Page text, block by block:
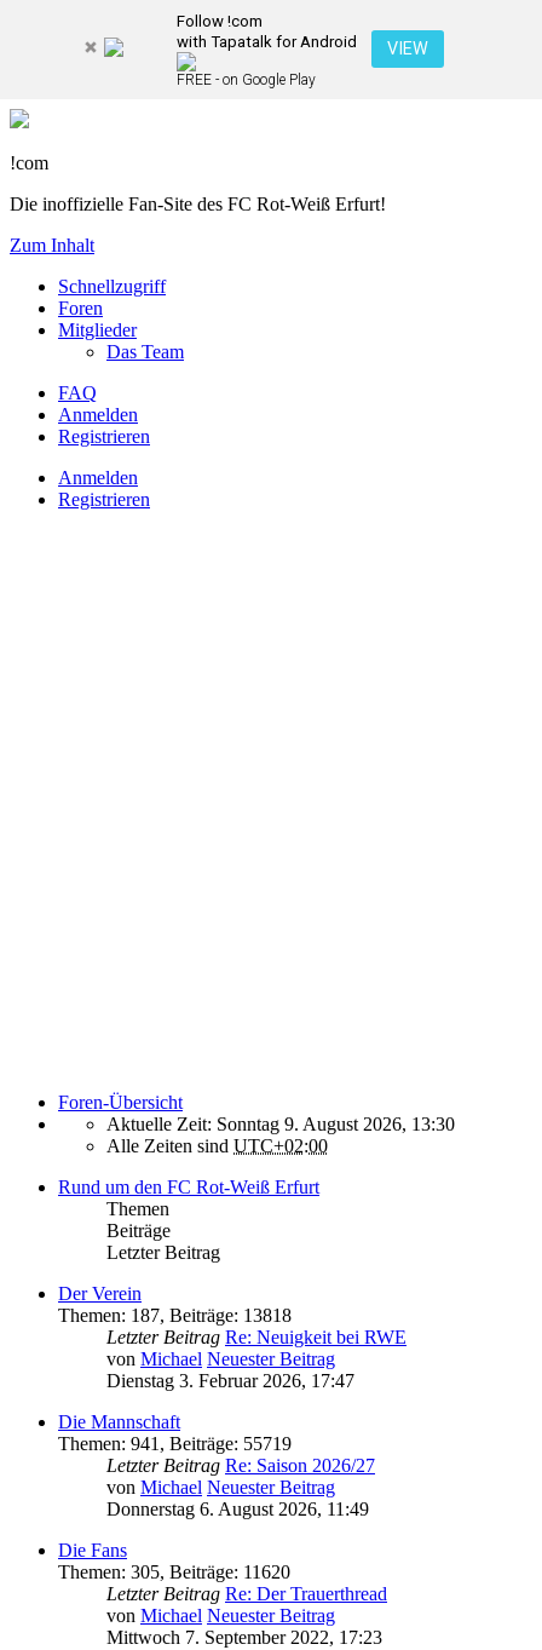
Follow !com
with Tapatalk for Android
FREE - on Google Play
VIEW
!com
Die inoffizielle Fan-Site des FC Rot-Weiß Erfurt!
Zum Inhalt
Schnellzugriff
Foren
Mitglieder
Das Team
FAQ
Anmelden
Registrieren
Anmelden
Registrieren
Foren-Übersicht
Aktuelle Zeit: Sonntag 9. August 2026, 13:30
Alle Zeiten sind UTC+02:00
Rund um den FC Rot-Weiß Erfurt
Themen
Beiträge
Letzter Beitrag
Der Verein
Themen: 187, Beiträge: 13818
Letzter Beitrag Re: Neuigkeit bei RWE
von Michael Neuester Beitrag
Dienstag 3. Februar 2026, 17:47
Die Mannschaft
Themen: 941 , Beiträge: 55719
Letzter Beitrag Re: Saison 2026/27
von Michael Neuester Beitrag
Donnerstag 6. August 2026, 11:49
Die Fans
Themen: 305, Beiträge: 11620
Letzter Beitrag Re: Der Trauerthread
von Michael Neuester Beitrag
Mittwoch 7. September 2022, 17:23